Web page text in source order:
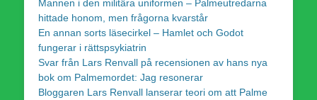
Mannen i den militära uniformen – Palmeutredarna
hittade honom, men frågorna kvarstår
En annan sorts läsecirkel – Hamlet och Godot
fungerar i rättspsykiatrin
Svar från Lars Renvall på recensionen av hans nya
bok om Palmemordet: Jag resonerar
Bloggaren Lars Renvall lanserar teori om att Palme